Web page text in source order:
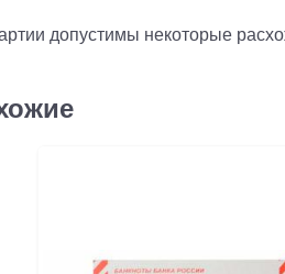
допустимы некоторые